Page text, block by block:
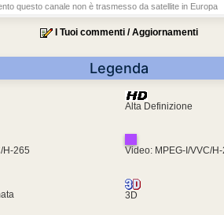
questo canale non è trasmesso da satellite in Europa
I Tuoi commenti / Aggiornamenti
Legenda
Alta Definizione
H-265 Video: MPEG-I/VVC/
3D